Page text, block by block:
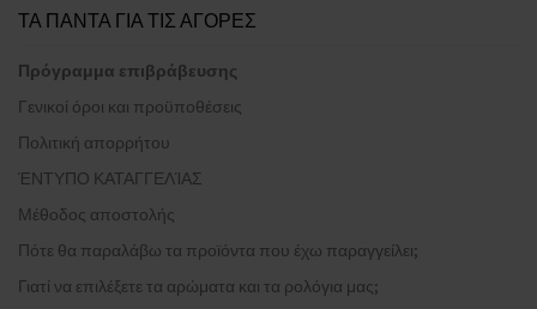
ΤΑ ΠΑΝΤΑ ΓΙΑ ΤΙΣ ΑΓΟΡΕΣ
Πρόγραμμα επιβράβευσης
Γενικοί όροι και προϋποθέσεις
Πολιτική απορρήτου
ΈΝΤΥΠΟ ΚΑΤΑΓΓΕΛΊΑΣ
Μέθοδος αποστολής
Πότε θα παραλάβω τα προϊόντα που έχω παραγγείλει;
Γιατί να επιλέξετε τα αρώματα και τα ρολόγια μας;